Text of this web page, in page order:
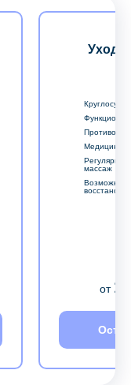
Уход
массаж
от 1